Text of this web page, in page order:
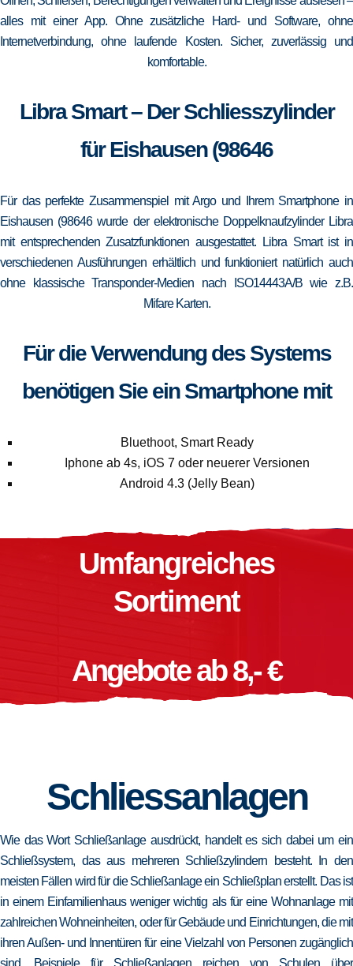
alles mit einer App. Ohne zusätzliche Hard- und Software, ohne
Internetverbindung, ohne laufende Kosten. Sicher, zuverlässig und
komfortable.
Libra Smart – Der Schliesszylinder
für Eishausen (98646
Für das perfekte Zusammenspiel mit Argo und Ihrem Smartphone in
Eishausen (98646 wurde der elektronische Doppelknaufzylinder Libra
mit entsprechenden Zusatzfunktionen ausgestattet. Libra Smart ist in
verschiedenen Ausführungen erhältlich und funktioniert natürlich auch
ohne klassische Transponder-Medien nach ISO14443A/B wie z.B.
Mifare Karten.
Für die Verwendung des Systems
benötigen Sie ein Smartphone mit
Bluethoot, Smart Ready
Iphone ab 4s, iOS 7 oder neuerer Versionen
Android 4.3 (Jelly Bean)
Umfangreiches
Sortiment
Angebote ab 8,- €
Schliessanlagen
Wie das Wort Schließanlage ausdrückt, handelt es sich dabei um ein
Schließsystem, das aus mehreren Schließzylindern besteht. In den
meisten Fällen wird für die Schließanlage ein Schließplan erstellt. Das ist
in einem Einfamilienhaus weniger wichtig als für eine Wohnanlage mit
zahlreichen Wohneinheiten, oder für Gebäude und Einrichtungen, die mit
ihren Außen- und Innentüren für eine Vielzahl von Personen zugänglich
sind. Beispiele für Schließanlagen reichen von Schulen über